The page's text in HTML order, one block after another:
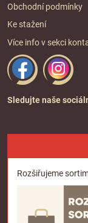
Obchodní podmínky
Ke stažení
Více info v sekci
Sledujte naše
Rozšiřujeme